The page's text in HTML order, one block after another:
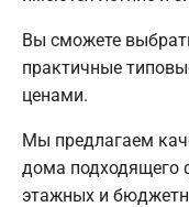
Вы сможете
практичные
ценами.
Мы предлагаем
дома подходящего
этажных и